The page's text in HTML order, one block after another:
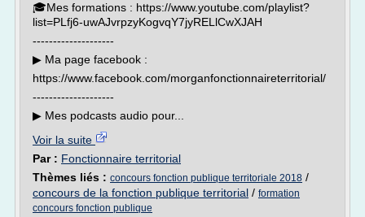
🎓Mes formations : https://www.youtube.com/playlist?
list=PLfj6-uwAJvrpzyKogvqY7jyRELlCwXJAH
--------------------
▶︎ Ma page facebook :
https://www.facebook.com/morganfonctionnaireterritorial/
--------------------
▶︎ Mes podcasts audio pour...
Voir la suite
Par : Fonctionnaire territorial
Thèmes liés : concours fonction publique territoriale 2018 /
concours de la fonction publique territorial / formation
concours fonction publique